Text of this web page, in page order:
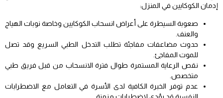
إدمان الكوكايين في المنزل:
صعوبة السيطرة على أعراض انسحاب الكوكايين وخاصة نوبات الهياج
والعنف.
حدوث مضاعفات مفاجئة تطلب التدخل الطبي السريع وقد تصل
للموت المفاجئ.
نقص الرعاية المستمرة طوال فترة الانسحاب من قبل فريق طبي
متخصص.
عدم توفر الخبرة الكافية لدى الأسرة في التعامل مع الاضطرابات
النفسية قد يؤدي لاضطرابات مزمنة.